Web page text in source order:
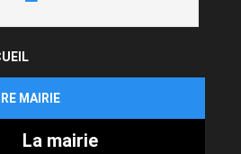
MAIRIE
La mairie